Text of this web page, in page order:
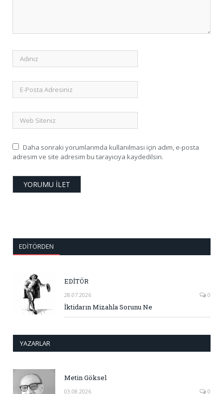
Daha sonraki yorumlarımda kullanılması için adım, e-posta
adresim ve site adresim bu tarayıcıya kaydedilsin.
EDITÖRDEN
EDİTÖR
28.07.2026 0
İktidarın Mizahla Sorunu Ne
YAZARLAR
Metin Göksel
03.08.2026 0